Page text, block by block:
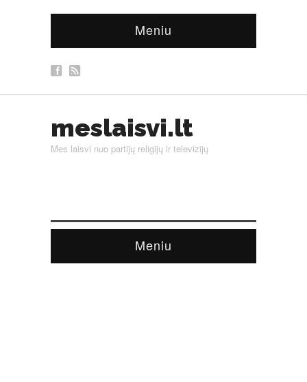
Meniu
meslaisvi.lt
Mes laisvi nuo partijų religijų ir televizijų
Meniu